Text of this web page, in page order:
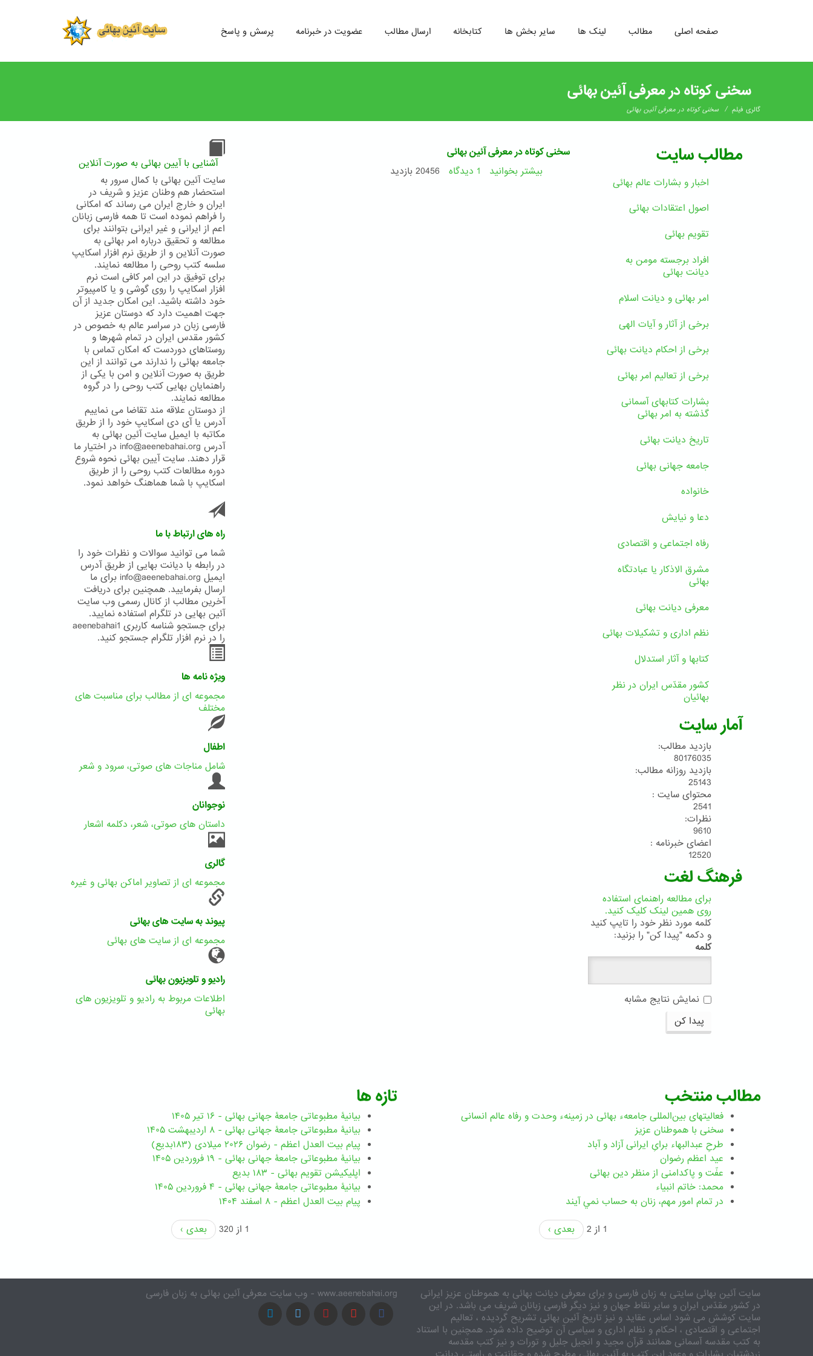
رفتن
پرسش و پاسخ عضویت در خبرنامه ارسال مطالب کتابخانه سایر بخش ها لینک ها مطالب صفحه اصلی
سخنی کوتاه در معرفی آئین بهائی
گالری فیلم / سخنی کوتاه در معرفی آئین بهائی
سخنی کوتاه در معرفی آئین بهائی
بیشتر بخوانید درباره
1 دیدگاه 20456 بازدید
آشنایی با آیین بهائی به صورت آنلاین
سایت آئین بهائی با کمال سرور به
استحضار هم وطنان عزیز و شریف در
ایران و خارج ایران می رساند که امکانی
را فراهم نموده است تا همه فارسی زبانان
اعم از ایرانی و غیر ایرانی بتوانند برای
مطالعه و تحقیق درباره امر بهائی به
صورت آنلاین و از طریق نرم افزار اسکایپ
سلسه کتب روحی را مطالعه نمایند.
برای توفیق در این امر کافی است نرم
افزار اسکایپ را روی گوشی و یا کامپیوتر
خود داشته باشید. این امکان جدید از آن
جهت اهمیت دارد که دوستان عزیز
فارسی زبان در سراسر عالم به خصوص در
کشور مقدس ایران در تمام شهرها و
روستاهای دوردست که امکان تماس با
جامعه بهائی را ندارند می توانند از این
طریق به صورت آنلاین و امن با یکی از
راهنمایان بهایی کتب روحی را در گروه
مطالعه نمایند.
از دوستان علاقه مند تقاضا می نماییم
آدرس یا آی دی اسکایپ خود را از طریق
مکاتبه با ایمیل سایت آئین بهائی به
آدرس info@aeenebahai.org در اختیار ما
قرار دهند. سایت آیین بهائی نحوه شروع
دوره مطالعات کتب روحی را از طریق
اسکایپ با شما هماهنگ خواهد نمود.
راه های ارتباط با ما
شما می توانید سوالات و نظرات خود را
در رابطه با دیانت بهایی از طریق آدرس
ایمیل info@aeenebahai.org برای ما
ارسال بفرمایید. همچنین برای دریافت
آخرین مطالب از کانال رسمی وب سایت
آئین بهایی در تلگرام استفاده نمایید.
برای جستجو شناسه کاربری aeenebahai1
را در نرم افزار تلگرام جستجو کنید.
ویژه نامه ها
مجموعه ای از مطالب برای مناسبت های
مختلف
اطفال
شامل مناجات های صوتی، سرود و شعر
نوجوانان
داستان های صوتی، شعر، دکلمه اشعار
گالری
مجموعه ای از تصاویر اماکن بهائی و غیره
پیوند به سایت های بهائی
مجموعه ای از سایت های بهائی
رادیو و تلویزیون بهائی
اطلاعات مربوط به رادیو و تلویزیون های
بهائی
مطالب سایت
اخبار و بشارات عالم بهائى
اصول اعتقادات بهائی
تقویم بهائی
افراد برجسته مومن به
دیانت بهائی
امر بهائی و دیانت اسلام
برخی از آثار و آیات الهی
برخی از احکام دیانت بهائی
برخی از تعالیم امر بهائی
بشارات کتابهای آسمانی
گذشته به امر بهائی
تاریخ دیانت بهائی
جامعه جهانی بهائی
خانواده
دعا و نیایش
رفاه اجتماعی و اقتصادی
مشرق الاذکار یا عبادتگاه
بهائی
معرفی دیانت بهائی
نظم اداری و تشکیلات بهائی
کتابها و آثار استدلال
کشور مقدّس ایران در نظر
بهائیان
آمار سایت
بازدید مطالب:
80176035
بازدید روزانه مطالب:
25143
محتوای سایت :
2541
نظرات:
9610
اعضای خبرنامه :
12520
فرهنگ لغت
برای مطالعه راهنمای استفاده
روی همین لینک کلیک کنید.
کلمه مورد نظر خود را تایپ کنید
و دکمه "پیدا کن" را بزنید:
کلمه
نمایش نتایج مشابه
پیدا کن
تازه ها
بیانیۀ مطبوعاتی جامعۀ جهانی بهائی - ۱۶ تیر ۱۴۰۵
بیانیۀ مطبوعاتی جامعۀ جهانی بهائی - ۸ اردیبهشت ۱۴۰۵
پیام بیت العدل اعظم - رضوان ۲۰۲۶ میلادی (۱۸۳بدیع)
بیانیۀ مطبوعاتی جامعۀ جهانی بهائی - ۱۹ فروردین ۱۴۰۵
اپلیکیشن تقویم بهائی - ۱۸۳ بدیع
بیانیۀ مطبوعاتی جامعۀ جهانی بهائی - ۴ فروردین ۱۴۰۵
پیام بیت العدل اعظم - ۸ اسفند ۱۴۰۴
1 از 320
بعدی ›
مطالب منتخب
فعالیتهای بین‌المللی جامعهء بهائی در زمینهء وحدت و رفاه عالم انسانی
سخنی با هموطنان عزیز
طرحِ عبدالبهاء برایِ ایرانی آزاد و آباد
عید اعظم رضوان
عفّت و پاکدامنی از منظر دین بهائی
محمد: خاتم انبیاء
در تمام امور مهم،‌ زنان به حساب نمي آيند
1 از 2
بعدی ›
www.aeenebahai.org - وب سایت معرفی آئین بهائی به زبان فارسی
سایت آئین بهائی سایتی به زبان فارسی و برای معرفی دیانت بهائی به هموطنان عزیز ایرانی
در کشور مقدّس ایران و سایر نقاط جهان و نیز دیگر فارسی زبانان شریف می باشد. در این
سایت کوشش می شود اساس عقاید و نیز تاریخ آئین بهائی تشریح گردیده ، تعالیم
اجتماعی و اقتصادی ، احکام و نظام اداری و سیاسی آن توضیح داده شود. همچنین با استناد
به کتب مقدسه آسمانی همانند قرآن مجید و انجیل جلیل و تورات و نیز کتب مقدسه